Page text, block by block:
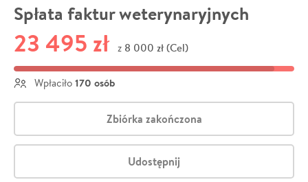
Spłata faktur weterynaryjnych
23 495 zł z 8 000 zł (Cel)
Wpłaciło 170 osób
Zbiórka zakończona
Udostępnij